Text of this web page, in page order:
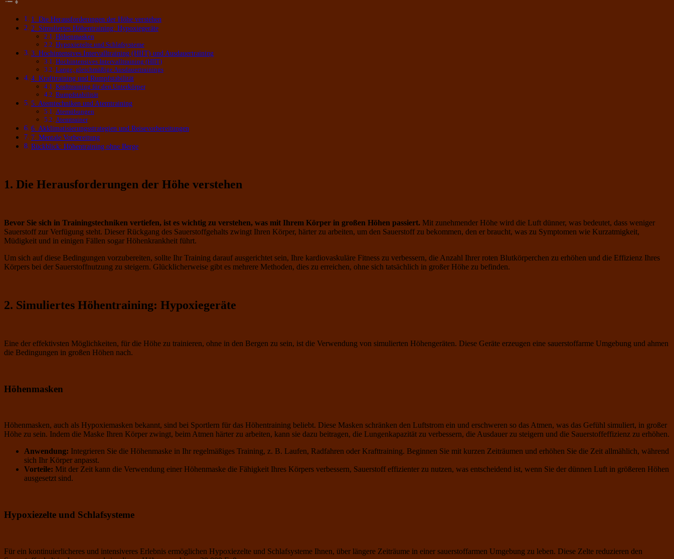
1. Die Herausforderungen der Höhe verstehen
2. Simuliertes Höhentraining: Hypoxiegeräte
Höhenmasken
Hypoxiezelte und Schlafsysteme
3. Hochintensives Intervalltraining (HIIT) und Ausdauertraining
Hochintensives Intervalltraining (HIIT)
Lange, gleichmäßige Ausdauertrainings
4. Krafttraining und Rumpfstabilität
Krafttraining für den Unterkörper
Rumpfstabilität
5. Atemtechniken und Atemtraining
Atemübungen
Atemtrainer
6. Akklimatisierungsstrategien und Reisevorbereitungen
7. Mentale Vorbereitung
Rückblick: Höhentraining ohne Berge
1. Die Herausforderungen der Höhe verstehen
Bevor Sie sich in Trainingstechniken vertiefen, ist es wichtig zu verstehen, was mit Ihrem Körper in großen Höhen passiert. Mit zunehmender Höhe wird die Luft dünner, was bedeutet, dass weniger
Sauerstoff zur Verfügung steht. Dieser Rückgang des Sauerstoffgehalts zwingt Ihren Körper, härter zu arbeiten, um den Sauerstoff zu bekommen, den er braucht, was zu Symptomen wie Kurzatmigkeit,
Müdigkeit und in einigen Fällen sogar Höhenkrankheit führt.
Um sich auf diese Bedingungen vorzubereiten, sollte Ihr Training darauf ausgerichtet sein, Ihre kardiovaskuläre Fitness zu verbessern, die Anzahl Ihrer roten Blutkörperchen zu erhöhen und die Effizienz Ihres
Körpers bei der Sauerstoffnutzung zu steigern. Glücklicherweise gibt es mehrere Methoden, dies zu erreichen, ohne sich tatsächlich in großer Höhe zu befinden.
2. Simuliertes Höhentraining: Hypoxiegeräte
Eine der effektivsten Möglichkeiten, für die Höhe zu trainieren, ohne in den Bergen zu sein, ist die Verwendung von simulierten Höhengeräten. Diese Geräte erzeugen eine sauerstoffarme Umgebung und ahmen
die Bedingungen in großen Höhen nach.
Höhenmasken
Höhenmasken, auch als Hypoxiemasken bekannt, sind bei Sportlern für das Höhentraining beliebt. Diese Masken schränken den Luftstrom ein und erschweren so das Atmen, was das Gefühl simuliert, in großer
Höhe zu sein. Indem die Maske Ihren Körper zwingt, beim Atmen härter zu arbeiten, kann sie dazu beitragen, die Lungenkapazität zu verbessern, die Ausdauer zu steigern und die Sauerstoffeffizienz zu erhöhen.
Anwendung: Integrieren Sie die Höhenmaske in Ihr regelmäßiges Training, z. B. Laufen, Radfahren oder Krafttraining. Beginnen Sie mit kurzen Zeiträumen und erhöhen Sie die Zeit allmählich, während
sich Ihr Körper anpasst.
Vorteile: Mit der Zeit kann die Verwendung einer Höhenmaske die Fähigkeit Ihres Körpers verbessern, Sauerstoff effizienter zu nutzen, was entscheidend ist, wenn Sie der dünnen Luft in größeren Höhen
ausgesetzt sind.
Hypoxiezelte und Schlafsysteme
Für ein kontinuierlicheres und intensiveres Erlebnis ermöglichen Hypoxiezelte und Schlafsysteme Ihnen, über längere Zeiträume in einer sauerstoffarmen Umgebung zu leben. Diese Zelte reduzieren den